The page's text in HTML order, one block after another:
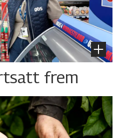
frem